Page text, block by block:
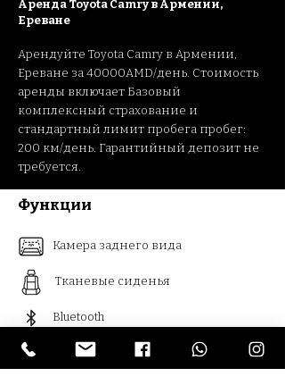
Аренда Toyota Camry в Армении,
Ереване
Арендуйте Toyota Camry в Армении,
Ереване за 40000AMD/день. Стоимость
аренды включает Базовый
комплексный страхование и
стандартный лимит пробега пробег:
200 км/день. Гарантийный депозит не
требуется.
Функции
Камера заднего вида
Тканевые сиденья
Bluetooth
Круиз контроль